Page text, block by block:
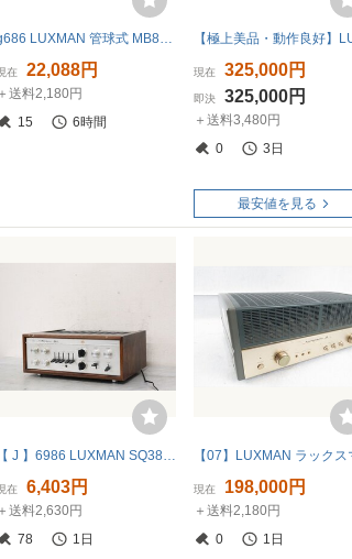
在 22,088円
送料2,180円
15
6時間
現在 325,000円
即決 325,000円
＋送料3,480円
0
3日
最安値を見る
【 J 】6986 LUXMAN SQ38FD プリメインアンプ ラックスマン 3326926
在 6,403円
送料2,630円
78
1日
現在 198,000円
＋送料2,180円
0
1日